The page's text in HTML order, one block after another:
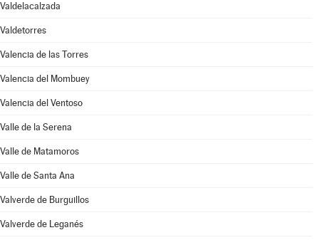
Valdelacalzada
Valdetorres
Valencia de las Torres
Valencia del Mombuey
Valencia del Ventoso
Valle de la Serena
Valle de Matamoros
Valle de Santa Ana
Valverde de Burguillos
Valverde de Leganés